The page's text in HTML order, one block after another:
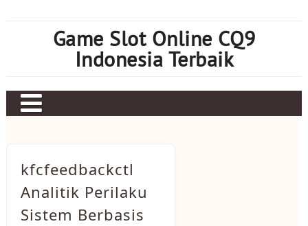
Game Slot Online CQ9
Indonesia Terbaik
Earnings Disclaimer
About Us
kfcfeedbackctl
Analitik Perilaku
Sistem Berbasis